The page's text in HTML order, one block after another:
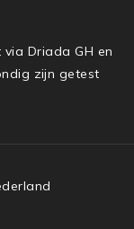
Driada GH en
zijn getest